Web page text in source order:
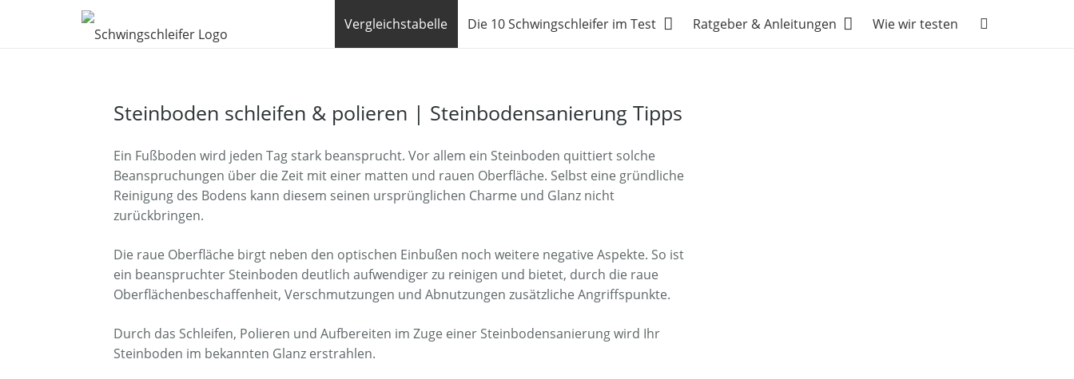
Vergleichstabelle Die 10 Schwingschleifer im Test Ratgeber & Anleitungen Wie wir testen
Steinboden schleifen & polieren | Steinbodensanierung Tipps
Ein Fußboden wird jeden Tag stark beansprucht. Vor allem ein Steinboden quittiert solche
Beanspruchungen über die Zeit mit einer matten und rauen Oberfläche. Selbst eine gründliche
Reinigung des Bodens kann diesem seinen ursprünglichen Charme und Glanz nicht
zurückbringen.
Die raue Oberfläche birgt neben den optischen Einbußen noch weitere negative Aspekte. So ist
ein beanspruchter Steinboden deutlich aufwendiger zu reinigen und bietet, durch die raue
Oberflächenbeschaffenheit, Verschmutzungen und Abnutzungen zusätzliche Angriffspunkte.
Durch das Schleifen, Polieren und Aufbereiten im Zuge einer Steinbodensanierung wird Ihr
Steinboden im bekannten Glanz erstrahlen.